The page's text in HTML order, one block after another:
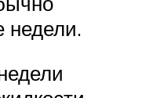
недели.